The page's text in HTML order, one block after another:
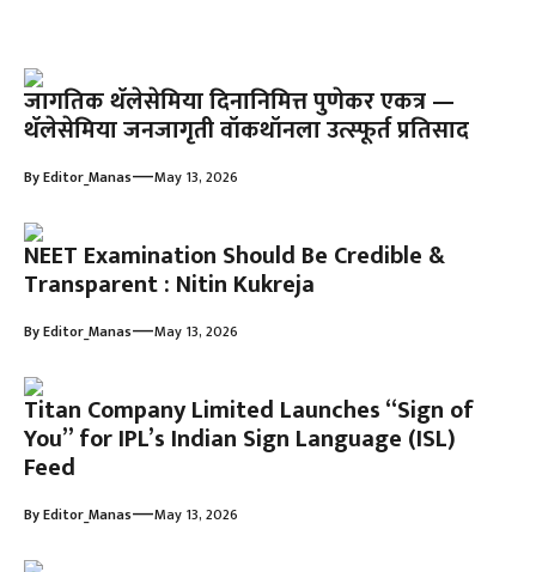
जागतिक थॅलेसेमिया दिनानिमित्त पुणेकर एकत्र —
थॅलेसेमिया जनजागृती वॉकथॉनला उत्स्फूर्त प्रतिसाद
ByEditor_Manas—May 13, 2026
NEET Examination Should Be Credible &
Transparent : Nitin Kukreja
ByEditor_Manas—May 13, 2026
Titan Company Limited Launches “Sign of
You” for IPL’s Indian Sign Language (ISL)
Feed
ByEditor_Manas—May 13, 2026